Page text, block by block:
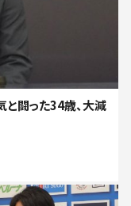
闘った34歳、大減